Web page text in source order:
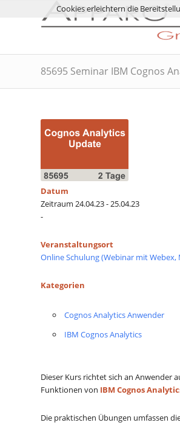
85695 Seminar IBM Cognos
Datum
Zeitraum 24.04.23 - 25.04.23
-
Veranstaltungsort
Online Schulung (Webinar mit Webex,
Kategorien
Cognos Analytics Anwender
IBM Cognos Analytics
Dieser Kurs richtet sich an Anwender
Funktionen von IBM Cognos
Die praktischen Übungen umfassen
Cookies erleichtern die